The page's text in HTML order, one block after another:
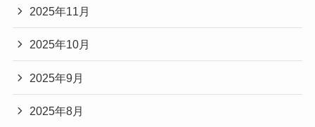
2025年11月
2025年10月
2025年9月
2025年8月